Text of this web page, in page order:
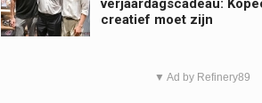
verjaardagscadeau:
creatief moet zijn
▼ Ad by Refinery89